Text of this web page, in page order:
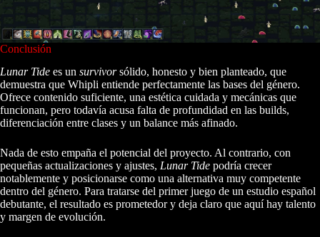
Conclusión
Lunar Tide es un survivorsólido, honesto y bien planteado, que
demuestra que Whipli entiende perfectamente las bases del género.
Ofrece contenido suficiente, una estética cuidada y mecánicas que
funcionan, pero todavía acusa falta de profundidad en las builds,
diferenciación entre clases y un balance más afinado.
Nada de esto empaña el potencial del proyecto. Al contrario, con
pequeñas actualizaciones y ajustes, Lunar Tide podría crecer
notablemente y posicionarse como una alternativa muy competente
dentro del género. Para tratarse del primer juego de un estudio español
debutante, el resultado es prometedor y deja claro que aquí hay talento
y margen de evolución.